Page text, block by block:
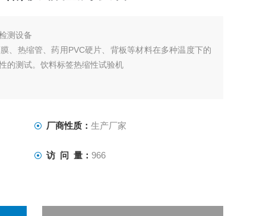
测设备
、热缩管、药用PVC硬片、背板等材料在多种温度下的
的测试。饮料标签热缩性试验机
厂商性质： 生产厂家
访 问 量： 966